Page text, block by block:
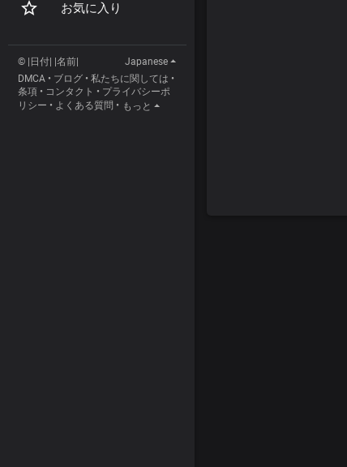
お気に入り
© |日付| |名前|
Japanese
DMCA • ブログ • 私たちに関しては •
条項 • コンタクト • プライバシーポ
リシー • よくある質問 • もっと